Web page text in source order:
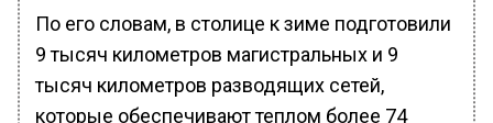
По его словам, в столице к зиме подготовили
9 тысяч километров магистральных и 9
тысяч километров разводящих сетей,
которые обеспечивают теплом более 74